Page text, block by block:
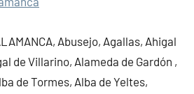
Abusejo, Agallas, Ahigal
de Villarino, Alameda de Gardón ,
de Tormes, Alba de Yeltes,